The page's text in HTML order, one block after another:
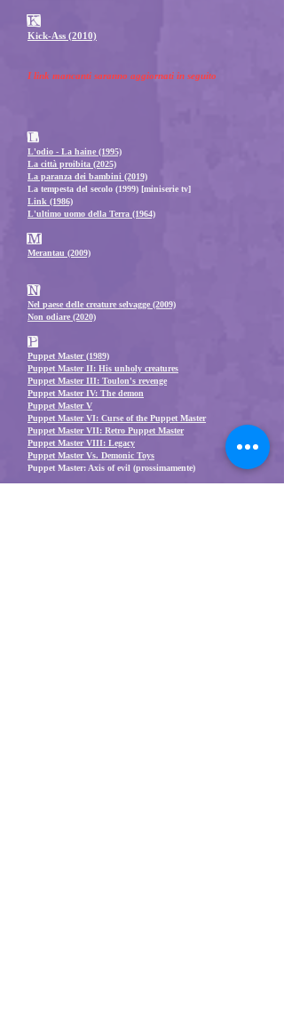
K
Kick-Ass (2010)
I link mancanti saranno aggiornati in seguito
L
L'odio - La haine (1995)
La città proibita (2025)
La paranza dei bambini (2019)
La tempesta del secolo (1999) [miniserie tv]
Link (1986)
L'ultimo uomo della Terra (1964)
M
Merantau (2009)
N
Nel paese delle creature selvagge (2009)
Non odiare (2020)
P
Puppet Master (1989)
Puppet Master II: His unholy creatures
Puppet Master III: Toulon's revenge
Puppet Master IV: The demon
Puppet Master V
Puppet Master VI: Curse of the Puppet Master
Puppet Master VII: Retro Puppet Master
Puppet Master VIII: Legacy
Puppet Master Vs. Demonic Toys
Puppet Master: Axis of evil (prossimamente)